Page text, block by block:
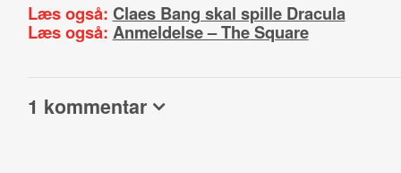
Læs også: Claes Bang skal spille Dracula
Læs også: Anmeldelse – The Square
1 kommentar